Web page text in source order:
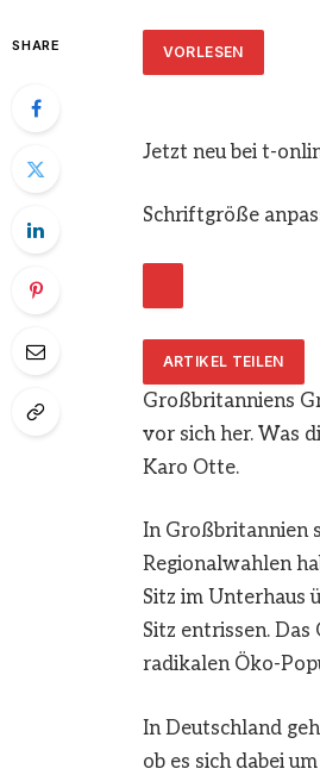
SHARE VORLESEN
Jetzt neu bei t-
Schriftgröße
ARTIKEL TEILEN
Großbritanniens
vor sich her. Was
Karo Otte.
In Großbritannien
Regionalwahlen
Sitz im Unterhaus
Sitz entrissen.
radikalen Öko-
In Deutschland
ob es sich dabei